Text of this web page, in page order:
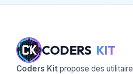
CODERS KIT
Coders Kit propose des